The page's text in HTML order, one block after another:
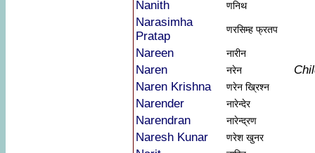
Nanith णनिथ
Narasimha
Pratap
णरसिम्ह फ्रतप
Nareen नारीन
Naren नरेन
Naren Krishna
णरेन ख्रिश्न
Narender नारेन्देर
Narendran नारेन्द्रण
Naresh Kunar णरेश खुनर